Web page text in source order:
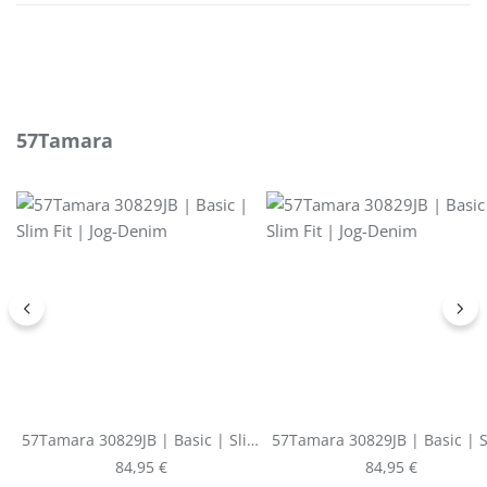
Produktgalerie überspringen
57Tamara
57Tamara 30829JB | Basic | Slim
Fit | Jog-Denim
Regulärer Preis:
84,95 €
57Tamara 30829JB | Basic |
Fit | Jog-Denim
Regulärer Preis:
84,95 €